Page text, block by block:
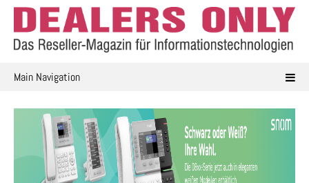
Skip
content
Main Navigation